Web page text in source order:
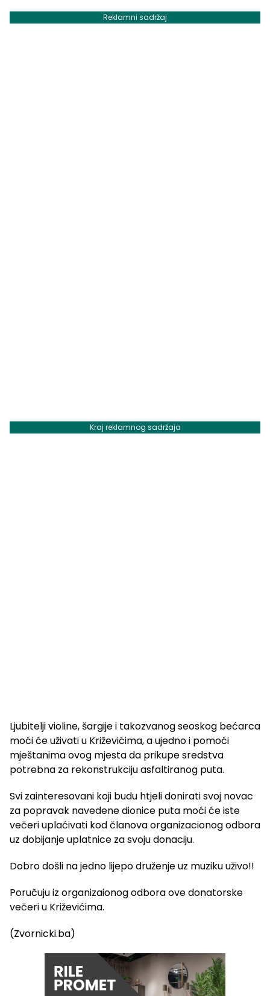
Reklamni sadržaj
Kraj reklamnog sadržaja
Ljubitelji violine, šargije i takozvanog seoskog bećarca
moći će uživati u Križevićima, a ujedno i pomoći
mještanima ovog mjesta da prikupe sredstva
potrebna za rekonstrukciju asfaltiranog puta.
Svi zainteresovani koji budu htjeli donirati svoj novac
za popravak navedene dionice puta moći će iste
večeri uplaćivati kod članova organizacionog odbora
uz dobijanje uplatnice za svoju donaciju.
Dobro došli na jedno lijepo druženje uz muziku uživo!!
Poručuju iz organizaionog odbora ove donatorske
večeri u Križevićima.
(Zvornicki.ba)